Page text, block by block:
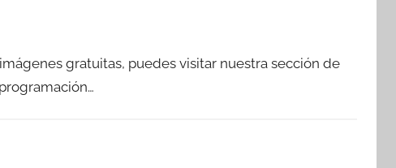
gratuitas, puedes visitar nuestra sección de